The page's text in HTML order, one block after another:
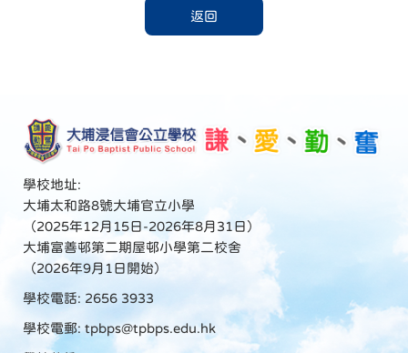
返回
學校地址:
大埔太和路8號大埔官立小學
（2025年12月15日-2026年8月31日）
大埔富善邨第二期屋邨小學第二校舍
（2026年9月1日開始）
學校電話: 2656 3933
學校電郵: tpbps@tpbps.edu.hk